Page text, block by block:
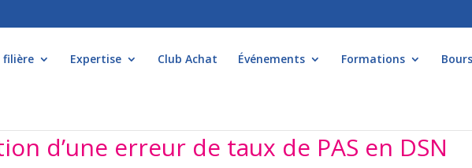
filière Expertise Club Achat Événements Formations
d’une erreur de taux de PAS en DSN